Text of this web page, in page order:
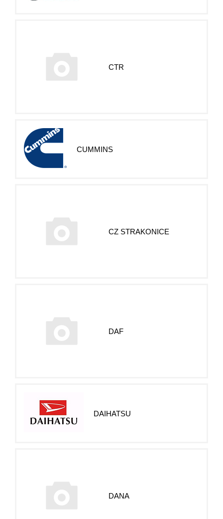
CTR
CUMMINS
CZ STRAKONICE
DAF
DAIHATSU
DANA